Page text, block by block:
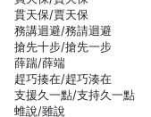
貫天保/賈天保
務講迴避/務請迴避
搶先十步/搶先一步
薛踹/薛端
趕巧揍在/趕巧湊在
支援久一點/支持久一點
蜼說/雖說